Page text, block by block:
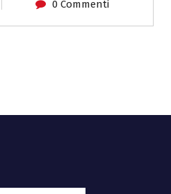
0 Commenti